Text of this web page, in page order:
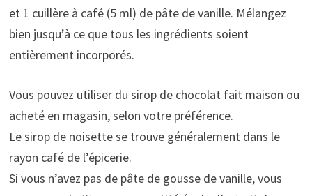
et 1 cuillère à café (5 ml) de pâte de vanille. Mélangez
bien jusqu’à ce que tous les ingrédients soient
entièrement incorporés.
Vous pouvez utiliser du sirop de chocolat fait maison ou
acheté en magasin, selon votre préférence.
Le sirop de noisette se trouve généralement dans le
rayon café de l’épicerie.
Si vous n’avez pas de pâte de gousse de vanille, vous